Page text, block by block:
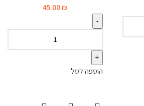
45.00 ₪
הוספה לסל